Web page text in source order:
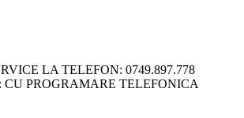
LA TELEFON: 0749.897.778
CU PROGRAMARE TELEFONICA